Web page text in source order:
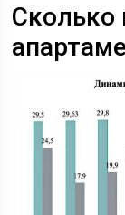
Сколько